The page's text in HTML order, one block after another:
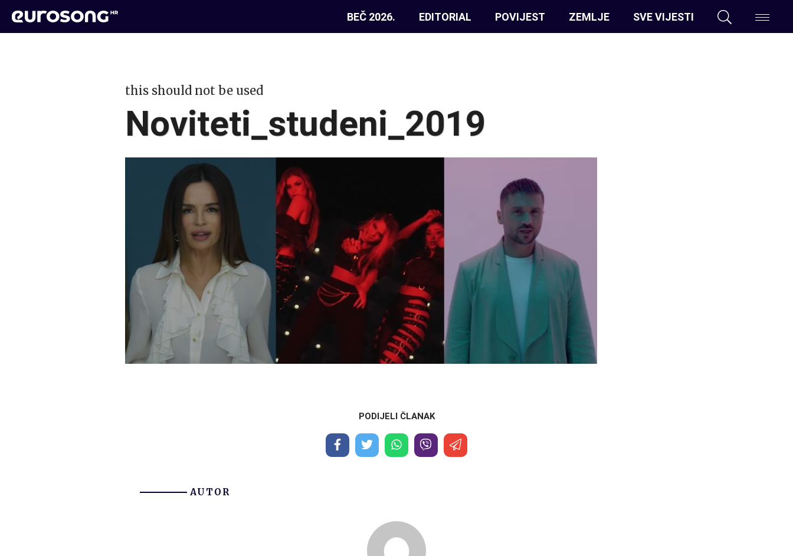
BEČ 2026. EDITORIAL POVIJEST ZEMLJE SVE VIJESTI
this should not be used
Noviteti_studeni_2019
PODIJELI ČLANAK
AUTOR